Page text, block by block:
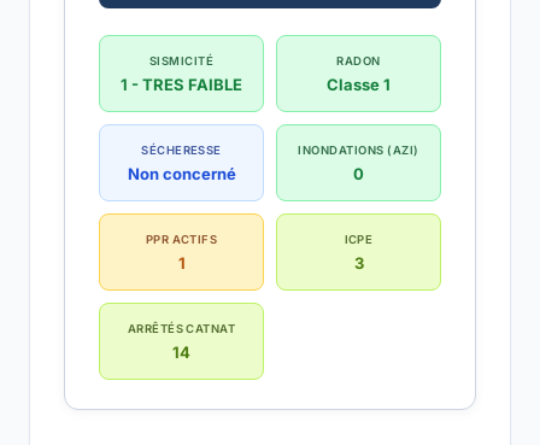
SISMICITÉ
1 - TRES FAIBLE
RADON
Classe 1
SÉCHERESSE
Non concerné
INONDATIONS (AZI)
0
PPR ACTIFS
1
ICPE
3
ARRÊTÉS CATNAT
14